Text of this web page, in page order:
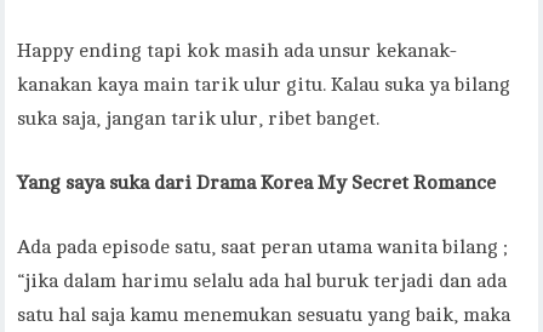
Happy ending tapi kok masih ada unsur kekanak-
kanakan kaya main tarik ulur gitu. Kalau suka ya bilang
suka saja, jangan tarik ulur, ribet banget.
Yang saya suka dari Drama Korea My Secret Romance
Ada pada episode satu, saat peran utama wanita bilang ;
“jika dalam harimu selalu ada hal buruk terjadi dan ada
satu hal saja kamu menemukan sesuatu yang baik, maka